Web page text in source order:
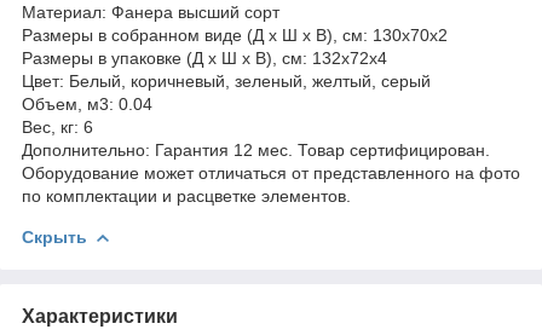
Материал: Фанера высший сорт
Размеры в собранном виде (Д х Ш х В), см: 130х70х2
Размеры в упаковке (Д х Ш х В), см: 132х72х4
Цвет: Белый, коричневый, зеленый, желтый, серый
Объем, м3: 0.04
Вес, кг: 6
Дополнительно: Гарантия 12 мес. Товар сертифицирован.
Оборудование может отличаться от представленного на фото
по комплектации и расцветке элементов.
Скрыть
Характеристики